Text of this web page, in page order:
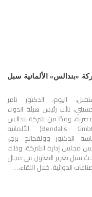
«بندالس» الألمانية سبل
اليوم، الدكتور تامر
نائب رئيس هيئة الدواء
وفدًا من شركة بندالس
(Bendalis GmbH) الألمانية
الدكتور وولفجانج برجر،
مجلس إدارة الشركة، وذلك
سبل تعزيز التعاون في مجال
الدوائية. خلال اللقاء،…